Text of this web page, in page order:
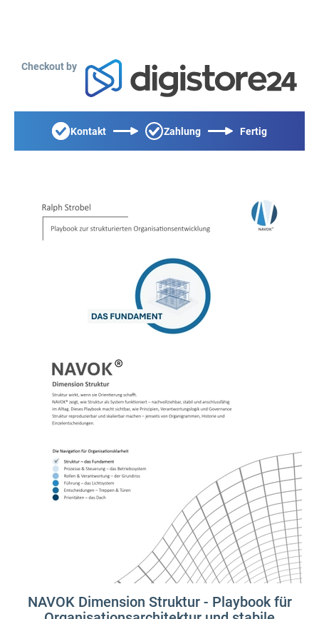
Checkout by
Kontakt Zahlung Fertig
NAVOK Dimension Struktur - Playbook für